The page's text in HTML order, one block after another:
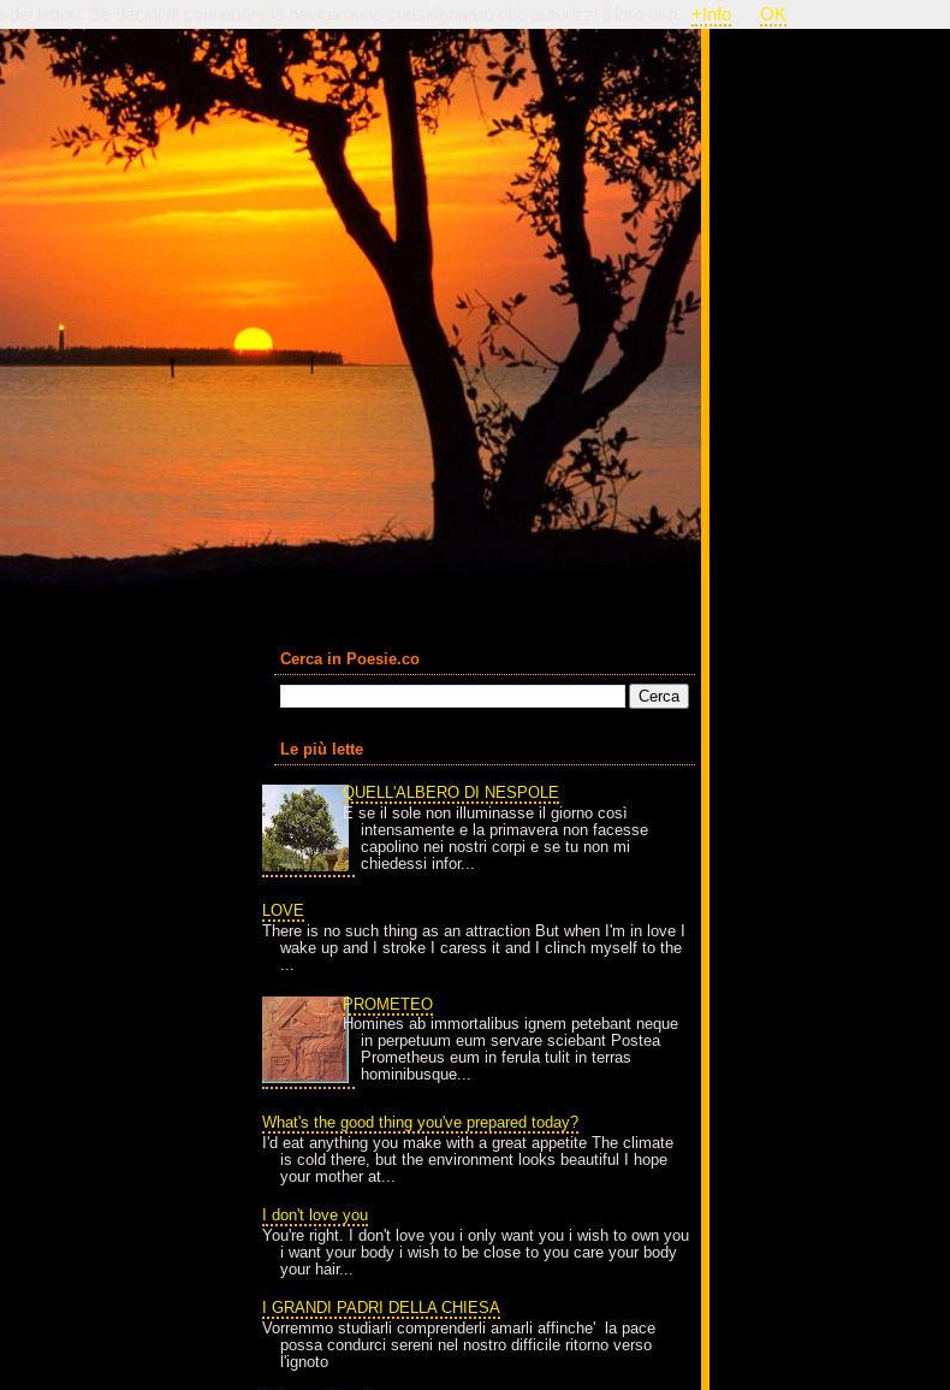
Cerca in Poesie.co
Le più lette
QUELL'ALBERO DI NESPOLE
E se il sole non illuminasse il giorno così
intensamente e la primavera non facesse
capolino nei nostri corpi e se tu non mi
chiedessi infor...
LOVE
There is no such thing as an attraction But when I'm in love I
wake up and I stroke I caress it and I clinch myself to the
...
PROMETEO
Homines ab immortalibus ignem petebant neque
in perpetuum eum servare sciebant Postea
Prometheus eum in ferula tulit in terras
hominibusque...
What's the good thing you've prepared today?
I'd eat anything you make with a great appetite The climate
is cold there, but the environment looks beautiful I hope
your mother at...
I don't love you
You're right. I don't love you i only want you i wish to own you
i want your body i wish to be close to you care your body
your hair...
I GRANDI PADRI DELLA CHIESA
Vorremmo studiarli comprenderli amarli affinche' la pace
possa condurci sereni nel nostro difficile ritorno verso
l'ignoto
+Info OK